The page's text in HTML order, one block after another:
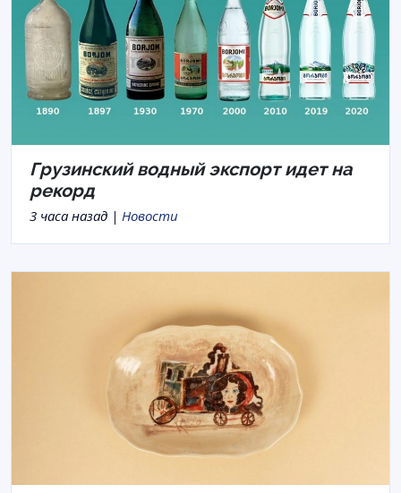
Грузинский водный экспорт идет на
рекорд
3 часа назад | Новости